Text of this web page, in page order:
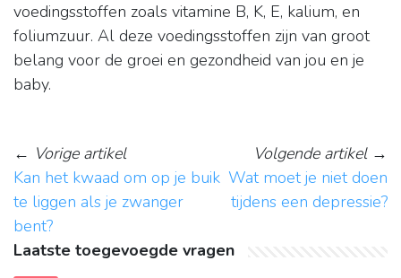
voedingsstoffen zoals vitamine B, K, E, kalium, en
foliumzuur. Al deze voedingsstoffen zijn van groot
belang voor de groei en gezondheid van jou en je
baby.
← Vorige artikel
Kan het kwaad om op je buik
te liggen als je zwanger
bent?
Volgende artikel→
Wat moet je niet doen
tijdens een depressie?
Laatste toegevoegde vragen